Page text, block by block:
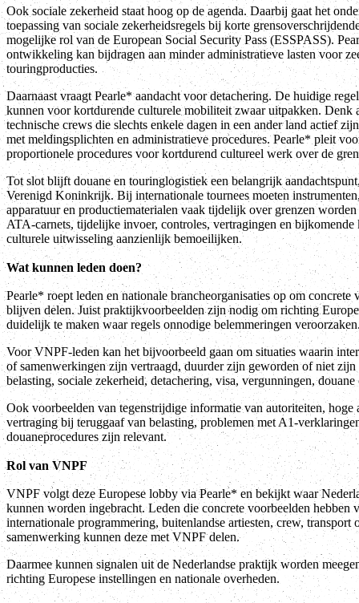
Ook sociale zekerheid staat hoog op de agenda. Daarbij gaat het
toepassing van sociale zekerheidsregels bij korte
mogelijke rol van de European Social Security Pass (ESSPASS).
ontwikkeling kan bijdragen aan minder administratieve lasten voor
touringproducties.
Daarnaast vraagt Pearle* aandacht voor detachering. De huidige
kunnen voor kortdurende culturele mobiliteit zwaar uitpakken. Denk
technische crews die slechts enkele dagen in een ander land actief
met meldingsplichten en administratieve procedures. Pearle* pleit
proportionele procedures voor kortdurend cultureel werk over de
Tot slot blijft douane en touringlogistiek een belangrijk
Verenigd Koninkrijk. Bij internationale tournees moeten
apparatuur en productiematerialen vaak tijdelijk over grenzen
ATA-carnets, tijdelijke invoer, controles, vertragingen en bijkomende
culturele uitwisseling aanzienlijk bemoeilijken.
Wat kunnen leden doen?
Pearle* roept leden en nationale brancheorganisaties op om concrete
blijven delen. Juist praktijkvoorbeelden zijn nodig om richting
duidelijk te maken waar regels onnodige belemmeringen
Voor VNPF-leden kan het bijvoorbeeld gaan om situaties waarin
of samenwerkingen zijn vertraagd, duurder zijn geworden of niet zijn
belasting, sociale zekerheid, detachering, visa, vergunningen,
Ook voorbeelden van tegenstrijdige informatie van autoriteiten, hoge
vertraging bij teruggaaf van belasting, problemen met A1-
douaneprocedures zijn relevant.
Rol van VNPF
VNPF volgt deze Europese lobby via Pearle* en bekijkt waar
kunnen worden ingebracht. Leden die concrete voorbeelden hebben
internationale programmering, buitenlandse artiesten, crew, transport
samenwerking kunnen deze met VNPF delen.
Daarmee kunnen signalen uit de Nederlandse praktijk worden
richting Europese instellingen en nationale overheden.